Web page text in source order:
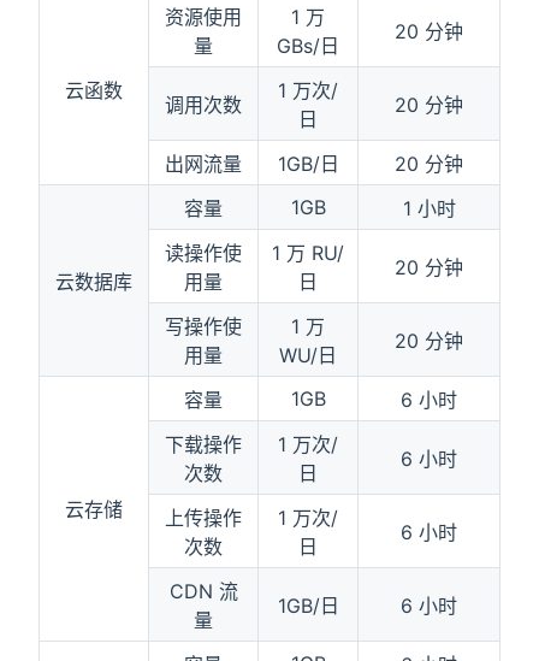
云函数
资源使用
量
1 万
GBs/日
20 分钟
调用次数
1 万次/
日
20 分钟
出网流量 1GB/日 20 分钟
云数据库
容量 1GB
1 小时
读操作使
用量
1 万 RU/
日
20 分钟
写操作使
用量
1 万
WU/日
20 分钟
云存储
容量 1GB
6 小时
下载操作
次数
1 万次/
日
6 小时
上传操作
次数
1 万次/
日
6 小时
CDN 流
量
1GB/日 6 小时